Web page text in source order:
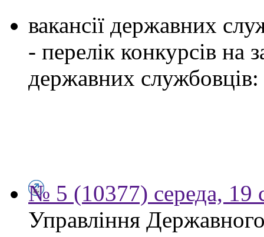
вакансії державних
- перелік конкурсів на
державних службовців:
№ 5 (10377) середа, 19
Управління